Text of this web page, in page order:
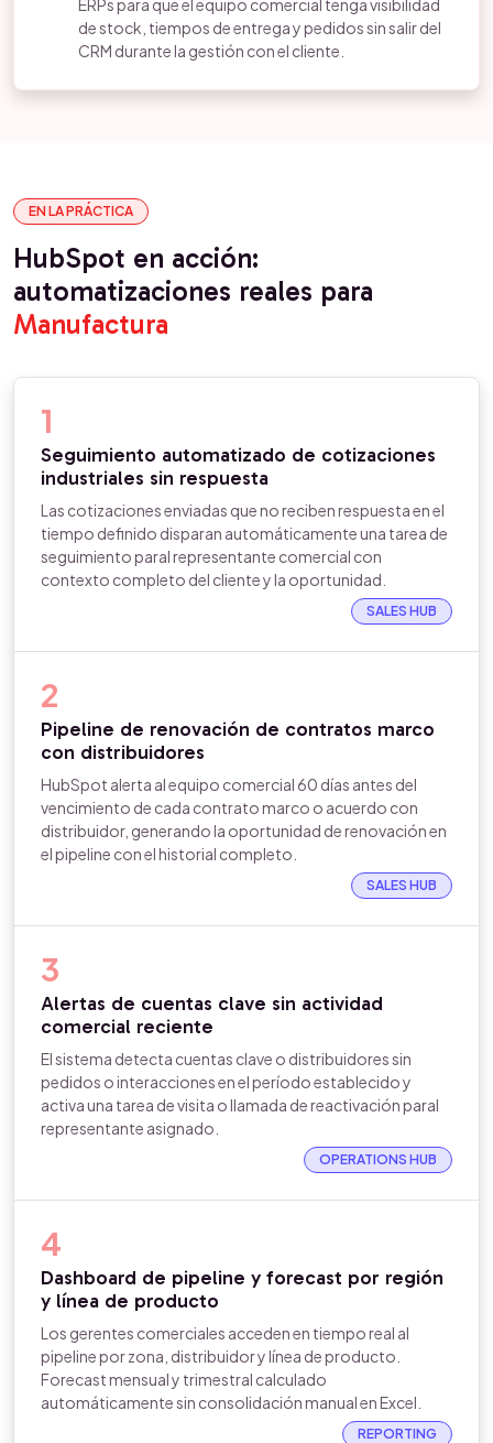
ERPs para que el equipo comercial tenga visibilidad
de stock, tiempos de entrega y pedidos sin salir del
CRM durante la gestión con el cliente.
EN LA PRÁCTICA
HubSpot en acción:
automatizaciones reales para
Manufactura
1
Seguimiento automatizado de cotizaciones
industriales sin respuesta
Las cotizaciones enviadas que no reciben respuesta en el
tiempo definido disparan automáticamente una tarea de
seguimiento paral representante comercial con
contexto completo del cliente y la oportunidad.
SALES HUB
2
Pipeline de renovación de contratos marco
con distribuidores
HubSpot alerta al equipo comercial 60 días antes del
vencimiento de cada contrato marco o acuerdo con
distribuidor, generando la oportunidad de renovación en
el pipeline con el historial completo.
SALES HUB
3
Alertas de cuentas clave sin actividad
comercial reciente
El sistema detecta cuentas clave o distribuidores sin
pedidos o interacciones en el período establecido y
activa una tarea de visita o llamada de reactivación paral
representante asignado.
OPERATIONS HUB
4
Dashboard de pipeline y forecast por región
y línea de producto
Los gerentes comerciales acceden en tiempo real al
pipeline por zona, distribuidor y línea de producto.
Forecast mensual y trimestral calculado
automáticamente sin consolidación manual en Excel.
REPORTING